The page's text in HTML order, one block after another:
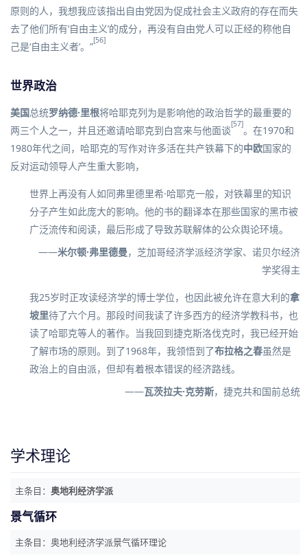
原则的人，我想我应该指出自由党因为促成社会主义政府的存在而失
去了他们所有‘自由主义’的成分，再没有自由党人可以正经的称他自
己是‘自由主义者’。”[56]
世界政治
美国总统罗纳德·里根将哈耶克列为是影响他的政治哲学的最重要的
两三个人之一，并且还邀请哈耶克到白宫来与他面谈[57]。在1970和
1980年代之间，哈耶克的写作对许多活在共产铁幕下的中欧国家的
反对运动领导人产生重大影响，
世界上再没有人如同弗里德里希·哈耶克一般，对铁幕里的知识
分子产生如此庞大的影响。他的书的翻译本在那些国家的黑市被
广泛流传和阅读，最后形成了导致苏联解体的公众舆论环境。
——米尔顿·弗里德曼， 芝加哥经济学派经济学家、诺贝尔经济
学奖得主
我25岁时正攻读经济学的博士学位，也因此被允许在意大利的拿
坡里待了六个月。那段时间我读了许多西方的经济学教科书，也
读了哈耶克等人的著作。当我回到捷克斯洛伐克时，我已经开始
了解市场的原则。到了1968年，我领悟到了布拉格之春虽然是
政治上的自由派，但却有着根本错误的经济路线。
——瓦茨拉夫·克劳斯，捷克共和国前总统
学术理论
主条目： 奥地利经济学派
景气循环
主条目： 奥地利经济学派景气循环理论